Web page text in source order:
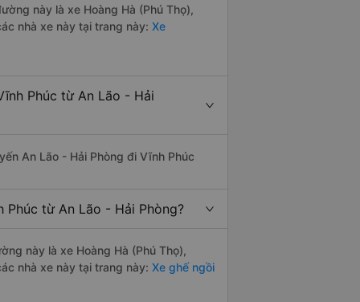
này là xe Hoàng Hà (Phú Thọ),
nhà xe này tại trang này: Xe
Phúc từ An Lão - Hải
An Lão - Hải Phòng đi Vĩnh Phúc
từ An Lão - Hải Phòng?
này là xe Hoàng Hà (Phú Thọ),
nhà xe này tại trang này: Xe ghế ngồi